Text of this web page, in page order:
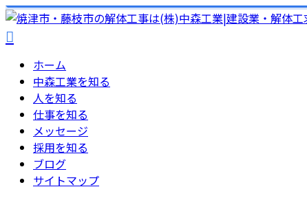
ホーム
中森工業を知る
人を知る
仕事を知る
メッセージ
採用を知る
ブログ
サイトマップ